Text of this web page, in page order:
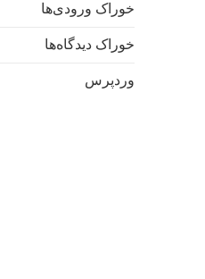
خوراک ورودی‌ها
خوراک دیدگاه‌ها
وردپرس